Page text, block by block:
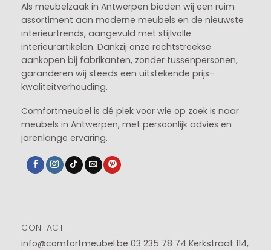
Als meubelzaak in Antwerpen bieden wij een ruim
assortiment aan moderne meubels en de nieuwste
interieurtrends, aangevuld met stijlvolle
interieurartikelen. Dankzij onze rechtstreekse
aankopen bij fabrikanten, zonder tussenpersonen,
garanderen wij steeds een uitstekende prijs-
kwaliteitverhouding.
Comfortmeubel is dé plek voor wie op zoek is naar
meubels in Antwerpen, met persoonlijk advies en
jarenlange ervaring.
CONTACT
info@comfortmeubel.be 03 235 78 74 Kerkstraat 114,